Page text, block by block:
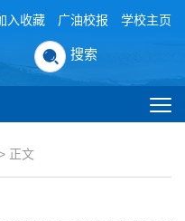
入收藏 广油校报 学校主页
搜索
正文